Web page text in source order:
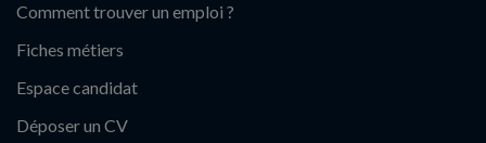
Comment trouver un emploi ?
Fiches métiers
Espace candidat
Déposer un CV